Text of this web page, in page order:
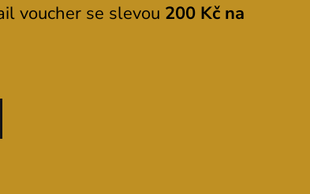
voucher se slevou 200 Kč na